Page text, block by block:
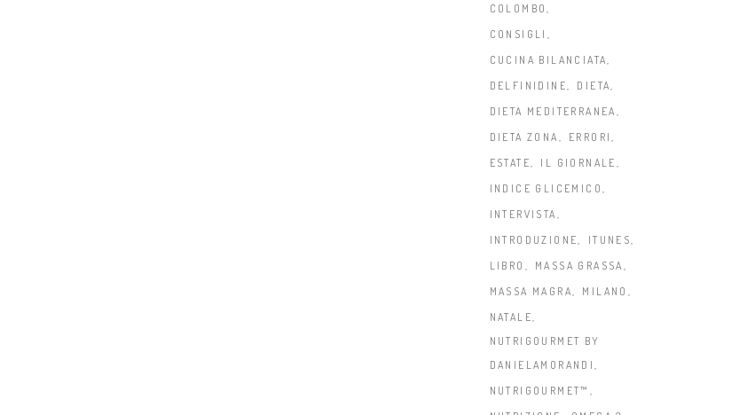
COLOMBO
CONSIGLI
CUCINA BILANCIATA
DELFINIDINE
DIETA
DIETA MEDITERRANEA
DIETA ZONA
ERRORI
ESTATE
IL GIORNALE
INDICE GLICEMICO
INTERVISTA
INTRODUZIONE
ITUNES
LIBRO
MASSA GRASSA
MASSA MAGRA
MILANO
NATALE
NUTRIGOURMET BY
DANIELAMORANDI
NUTRIGOURMET™